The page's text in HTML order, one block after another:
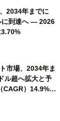
2034年までに
に到達へ ― 2026
市場、2034年ま
ル超へ拡大と予
）14.9%を